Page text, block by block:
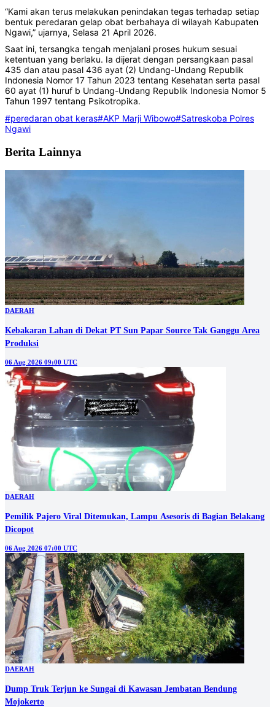
“Kami akan terus melakukan penindakan tegas terhadap setiap
bentuk peredaran gelap obat berbahaya di wilayah Kabupaten
Ngawi,” ujarnya, Selasa 21 April 2026.
Saat ini, tersangka tengah menjalani proses hukum sesuai
ketentuan yang berlaku. Ia dijerat dengan persangkaan pasal
435 dan atau pasal 436 ayat (2) Undang-Undang Republik
Indonesia Nomor 17 Tahun 2023 tentang Kesehatan serta pasal
60 ayat (1) huruf b Undang-Undang Republik Indonesia Nomor 5
Tahun 1997 tentang Psikotropika.
#peredaran obat keras#AKP Marji Wibowo#Satreskoba Polres
Ngawi
Berita Lainnya
DAERAH
Kebakaran Lahan di Dekat PT Sun Papar Source Tak Ganggu Area
Produksi
06 Aug 2026 09:00 UTC
DAERAH
Pemilik Pajero Viral Ditemukan, Lampu Asesoris di Bagian Belakang
Dicopot
06 Aug 2026 07:00 UTC
DAERAH
Dump Truk Terjun ke Sungai di Kawasan Jembatan Bendung
Mojokerto